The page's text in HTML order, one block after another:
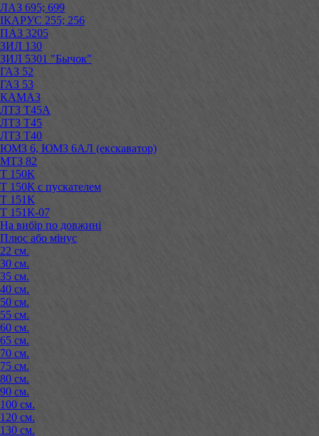
ЛАЗ 695; 699
ІКАРУС 255; 256
ПАЗ 3205
ЗИЛ 130
ЗИЛ 5301 "Бычок"
ГАЗ 52
ГАЗ 53
КАМАЗ
ЛТЗ Т45А
ЛТЗ Т45
ЛТЗ Т40
ЮМЗ 6, ЮМЗ 6АЛ (екскаватор)
МТЗ 82
Т 150К
Т 150К с пускателем
Т 151К
Т 151К-07
На вибір по довжині
Плюс або мінус
22 см.
30 см.
35 см.
40 см.
50 см.
55 см.
60 см.
65 см.
70 см.
75 см.
80 см.
90 см.
100 см.
120 см.
130 см.